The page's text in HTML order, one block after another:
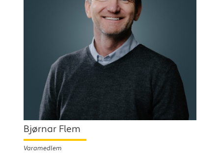
Bjørnar Flem
Varamedlem